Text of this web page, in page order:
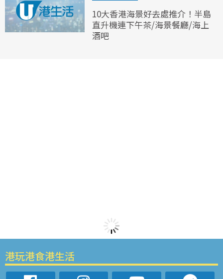
10大香港海景好去處推介！半島
直升機連下午茶/海景餐廳/海上
酒吧
港玩港食港生活